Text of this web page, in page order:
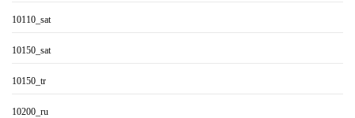
10110_sat
10150_sat
10150_tr
10200_ru